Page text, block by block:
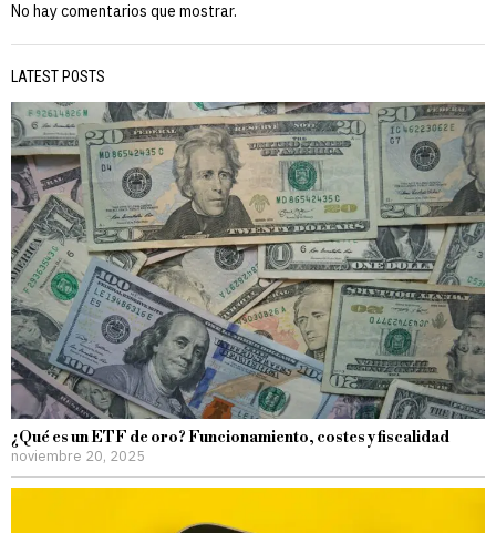
No hay comentarios que mostrar.
LATEST POSTS
¿Qué es un ETF de oro? Funcionamiento, costes y fiscalidad
noviembre 20, 2025